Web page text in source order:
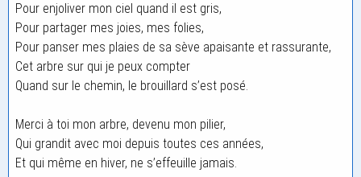
Pour enjoliver mon ciel quand il est gris,
Pour partager mes joies, mes folies,
Pour panser mes plaies de sa sève apaisante et rassurante,
Cet arbre sur qui je peux compter
Quand sur le chemin, le brouillard s’est posé.
Merci à toi mon arbre, devenu mon pilier,
Qui grandit avec moi depuis toutes ces années,
Et qui même en hiver, ne s’effeuille jamais.